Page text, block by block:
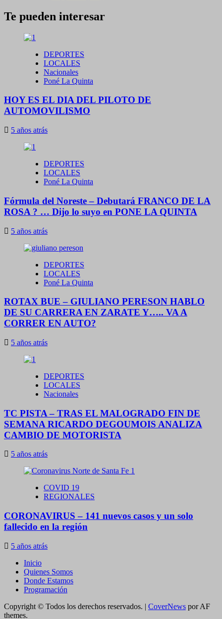
Te pueden interesar
DEPORTES
LOCALES
Nacionales
Poné La Quinta
HOY ES EL DIA DEL PILOTO DE
AUTOMOVILISMO
5 años atrás
DEPORTES
LOCALES
Poné La Quinta
Fórmula del Noreste – Debutará FRANCO DE LA
ROSA ? … Dijo lo suyo en PONE LA QUINTA
5 años atrás
DEPORTES
LOCALES
Poné La Quinta
ROTAX BUE – GIULIANO PERESON HABLO
DE SU CARRERA EN ZARATE Y….. VA A
CORRER EN AUTO?
5 años atrás
DEPORTES
LOCALES
Nacionales
TC PISTA – TRAS EL MALOGRADO FIN DE
SEMANA RICARDO DEGOUMOIS ANALIZA
CAMBIO DE MOTORISTA
5 años atrás
COVID 19
REGIONALES
CORONAVIRUS – 141 nuevos casos y un solo
fallecido en la región
5 años atrás
Inicio
Quienes Somos
Donde Estamos
Programación
Copyright © Todos los derechos reservados. | CoverNews por AF
themes.